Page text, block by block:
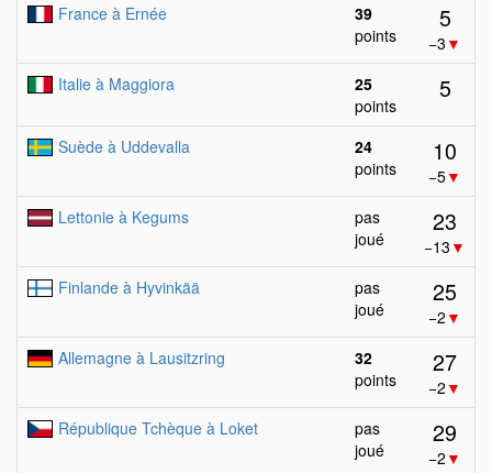
France à Ernée
39
points
5
−3 ▼
Italie à Maggiora
25
points
5
Suède à Uddevalla
24
points
10
−5▼
Lettonie à Kegums
pas
joué
23
−13 ▼
Finlande à Hyvinkää
pas
joué
25
−2 ▼
Allemagne à Lausitzring
32
points
27
−2 ▼
République Tchèque à Loket
pas
joué
29
−2 ▼